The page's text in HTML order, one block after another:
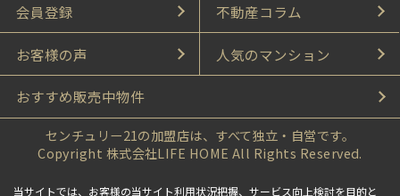
会員登録 不動産コラム
お客様の声 人気のマンション
おすすめ販売中物件
センチュリー21の加盟店は、すべて独立・自営です。
Copyright 株式会社LIFE HOME All Rights Reserved.
当サイトでは、お客様の当サイト利用状況把握、サービス向上検討を目的と